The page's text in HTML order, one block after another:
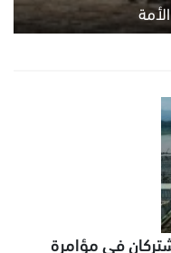
في مؤامرة